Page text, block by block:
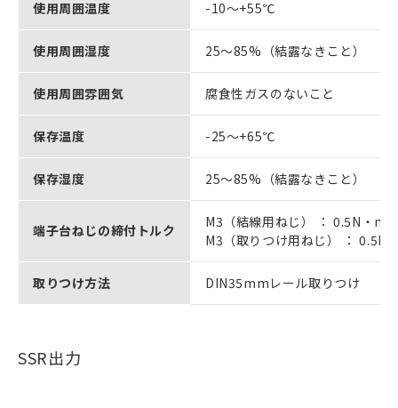
使用周囲温度 -10～+55℃
使用周囲湿度 25～85%（結露なきこと）
使用周囲雰囲気 腐食性ガスのないこと
保存温度 -25～+65℃
保存湿度 25～85%（結露なきこと）
端子台ねじの締付トルク
M3（結線用ねじ） ： 0.5N・m
M3（取りつけ用ねじ） ： 0.5N
取りつけ方法 DIN35mmレール取りつけ
SSR出力